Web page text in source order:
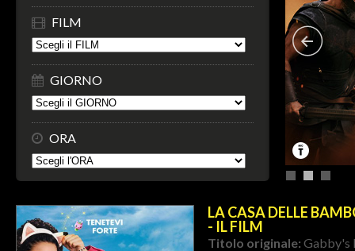
FILM
GIORNO
ORA
LA CASA DELLE
- IL FILM
Titolo originale: Gabby's